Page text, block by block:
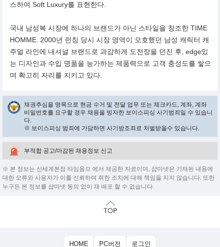
스하여 Soft Luxury를 표현한다.
국내 남성복 시장에 하나의 브랜드가 아닌 스타일을 창조한 TIME
HOMME. 2000년 런칭 당시 시장 영역이 모호했던 남성 캐릭터 캐
주얼 라인에 내셔널 브랜드로 과감하게 도전장을 던진 후, edge있
는 디자인과 수입 명품을 능가하는 제품력으로 고객 충성도를 쌓으
며 확고히 자리를 지키고 있다.
채권추심을 명목으로 현금 수거 및 전달 업무 또는 체크카드, 계좌, 계좌
비밀번호를 요구할 경우 채용을 빙자한 보이스피싱 사기범죄일 수 있습니
다.
※ 보이스피싱 범죄에 가담하면 사기방조죄로 처벌받을수 있습니다.
부적합 공고/마감된 채용정보 신고
※ 본 정보는 신세계본점 타임옴므 에서 제공한 자료이며, 샵마넷은 기재된 내용에
대한 오류와 사용자가 이를 신뢰하여 취한 조치에 대해 책임을 지지 않습니다. 또한
누구든 본 정보를 샵마넷 동의 없이 재 배포 할 수 없습니다.
HOME PC버전 로그인